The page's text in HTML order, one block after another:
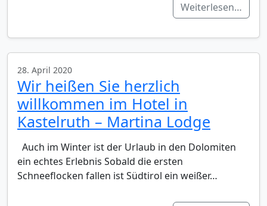
Weiterlesen…
28. April 2020
Wir heißen Sie herzlich
willkommen im Hotel in
Kastelruth – Martina Lodge
Auch im Winter ist der Urlaub in den Dolomiten
ein echtes Erlebnis Sobald die ersten
Schneeflocken fallen ist Südtirol ein weißer…